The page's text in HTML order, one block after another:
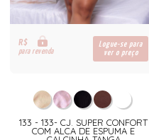
R$
para revenda
Logue-se para
ver o preço
133 - 133- CJ. SUPER CONFORT
COM ALCA DE ESPUMA E